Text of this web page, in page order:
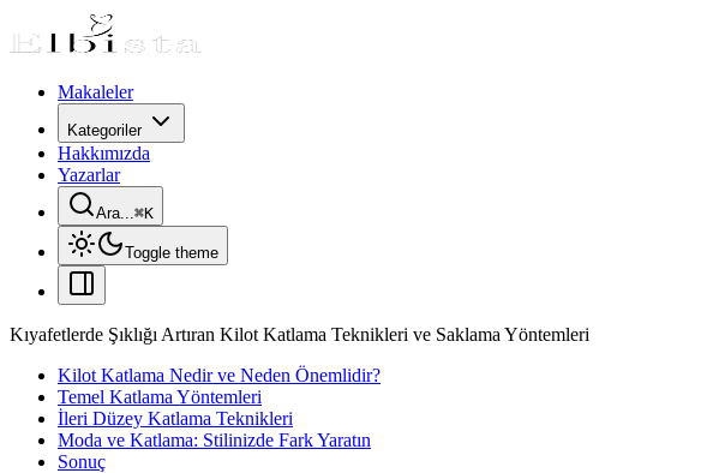
Makaleler
Kategoriler
Hakkımızda
Yazarlar
Ara...⌘K
Toggle theme
Kıyafetlerde Şıklığı Artıran Kilot Katlama Teknikleri ve Saklama Yöntemleri
Kilot Katlama Nedir ve Neden Önemlidir?
Temel Katlama Yöntemleri
İleri Düzey Katlama Teknikleri
Moda ve Katlama: Stilinizde Fark Yaratın
Sonuç